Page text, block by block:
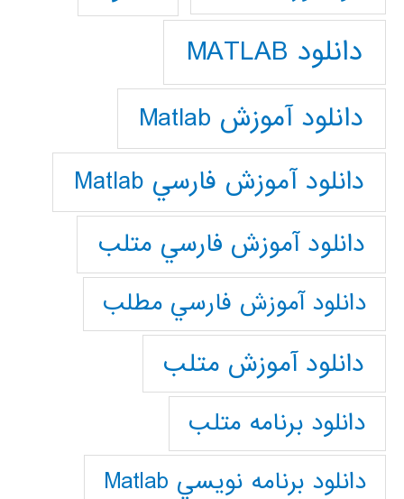
دانلود MATLAB
دانلود آموزش Matlab
دانلود آموزش فارسي Matlab
دانلود آموزش فارسي متلب
دانلود آموزش فارسي مطلب
دانلود آموزش متلب
دانلود برنامه متلب
دانلود برنامه نويسي Matlab